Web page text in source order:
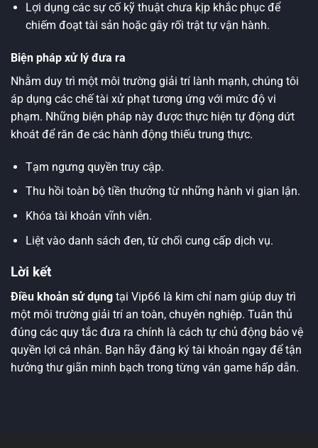
Lợi dụng các sự cố kỹ thuật chưa kịp khắc phục để
chiếm đoạt tài sản hoặc gây rối trật tự vận hành.
Biện pháp xử lý đưa ra
Nhằm duy trì một môi trường giải trí lành mạnh, chúng tôi
áp dụng các chế tài xử phạt tương ứng với mức độ vi
phạm. Những biện pháp này được thực hiện tự động dứt
khoát để răn đe các hành động thiếu trung thực.
Tạm ngưng quyền truy cập.
Thu hồi toàn bộ tiền thưởng từ những hành vi gian lận.
Khóa tài khoản vĩnh viễn.
Liệt vào danh sách đen, từ chối cung cấp dịch vụ.
Lời kết
Điều khoản sử dụng tại Vip66 là kim chỉ nam giúp duy trì
một môi trường giải trí an toàn, chuyên nghiệp. Tuân thủ
đúng các quy tắc đưa ra chính là cách tự chủ động bảo vệ
quyền lợi cá nhân. Bạn hãy đăng ký tài khoản ngay để tận
hưởng thư giãn minh bạch trong từng ván game hấp dẫn.